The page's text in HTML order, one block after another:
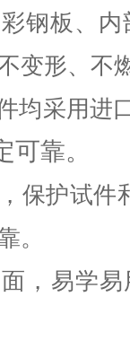
钢板、
变形、不
均采用进
靠。
保护试件
。
，易学